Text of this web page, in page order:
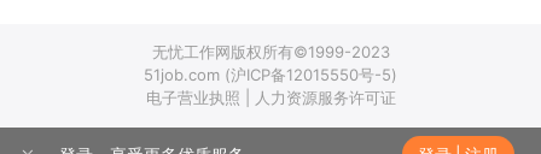
上饶招聘网无忧工作网版权所有©1999-2023
51job.com (沪ICP备12015550号-5)
电子营业执照 | 人力资源服务许可证